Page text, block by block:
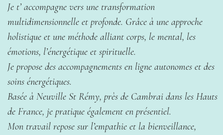
Je t’ accompagne vers une transformation
multidimensionnelle et profonde. Grâce à une approche
holistique et une méthode alliant corps, le mental, les
émotions, l’énergétique et spirituelle.
Je propose des accompagnements en ligne autonomes et des
soins énergétiques.
Basée à Neuville St Rémy, près de Cambrai dans les Hauts
de France, je pratique également en présentiel.
Mon travail repose sur l’empathie et la bienveillance,